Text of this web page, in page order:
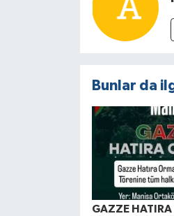
Bunlar da
GAZZE HATIRA